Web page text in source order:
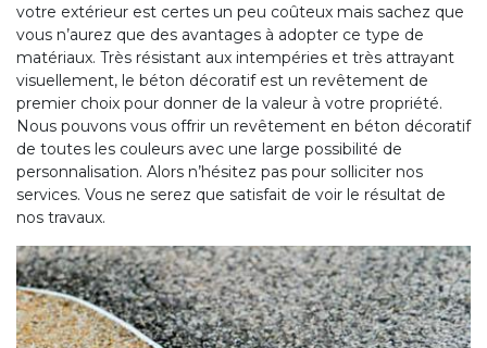
votre extérieur est certes un peu coûteux mais sachez que
vous n’aurez que des avantages à adopter ce type de
matériaux. Très résistant aux intempéries et très attrayant
visuellement, le béton décoratif est un revêtement de
premier choix pour donner de la valeur à votre propriété.
Nous pouvons vous offrir un revêtement en béton décoratif
de toutes les couleurs avec une large possibilité de
personnalisation. Alors n’hésitez pas pour solliciter nos
services. Vous ne serez que satisfait de voir le résultat de
nos travaux.